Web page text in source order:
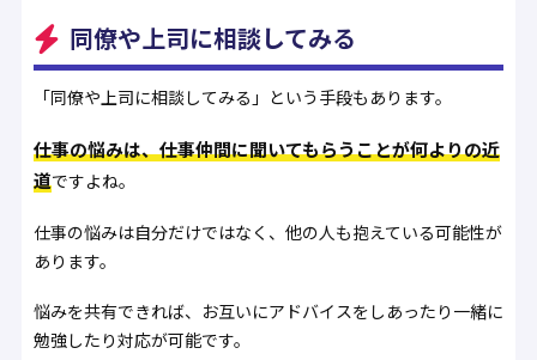
同僚や上司に相談してみる
「同僚や上司に相談してみる」という手段もあります。
仕事の悩みは、仕事仲間に聞いてもらうことが何よりの近
道ですよね。
仕事の悩みは自分だけではなく、他の人も抱えている可能性が
あります。
悩みを共有できれば、お互いにアドバイスをしあったり一緒に
勉強したり対応が可能です。